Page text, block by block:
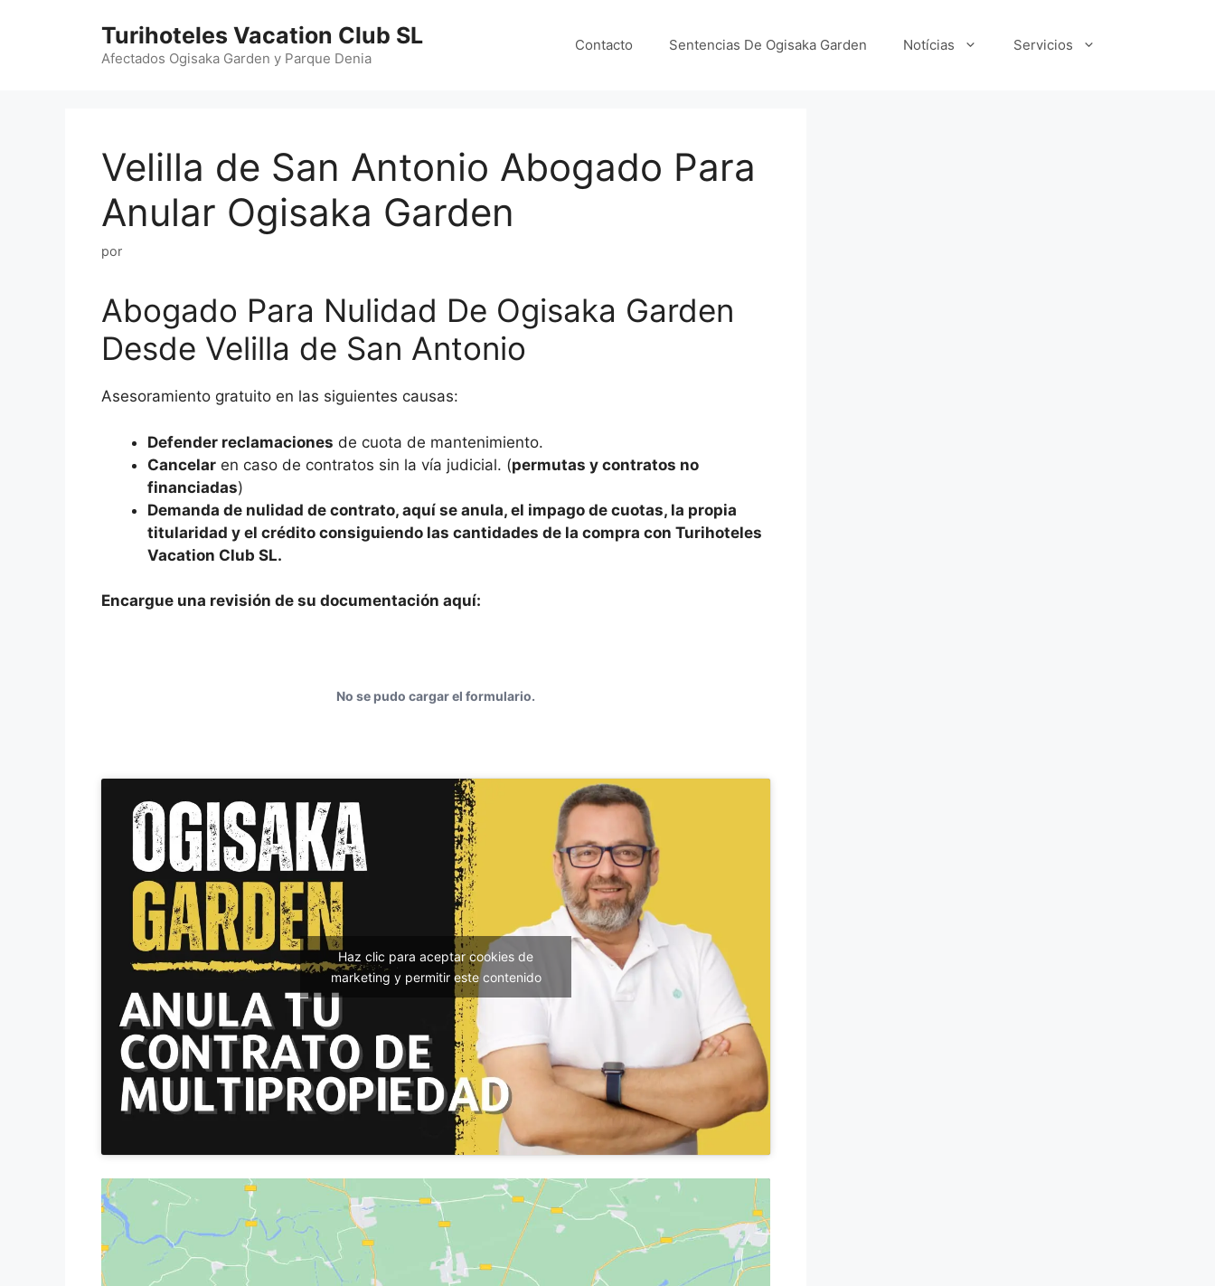
Turihoteles Vacation Club SL
Afectados Ogisaka Garden y Parque Denia
Contacto Sentencias De Ogisaka Garden Notícias Servicios
Velilla de San Antonio Abogado Para
Anular Ogisaka Garden
por
Abogado Para Nulidad De Ogisaka Garden
Desde Velilla de San Antonio
Asesoramiento gratuito en las siguientes causas:
Defender reclamaciones de cuota de mantenimiento.
Cancelar en caso de contratos sin la vía judicial. (permutas y contratos no
financiadas)
Demanda de nulidad de contrato, aquí se anula, el impago de cuotas, la propia
titularidad y el crédito consiguiendo las cantidades de la compra con Turihoteles
Vacation Club SL.
Encargue una revisión de su documentación aquí:
No se pudo cargar el formulario.
Haz clic para aceptar cookies de
marketing y permitir este contenido